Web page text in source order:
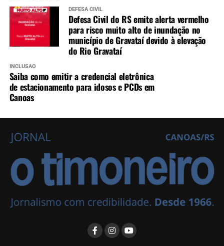
DEFESA CIVIL
Defesa Civil do RS emite alerta vermelho
para risco muito alto de inundação no
município de Gravataí devido à elevação
do Rio Gravataí
INCLUSÃO
Saiba como emitir a credencial eletrônica
de estacionamento para idosos e PCDs em
Canoas